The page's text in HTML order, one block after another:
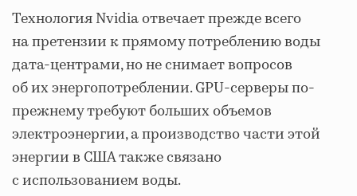
Технология Nvidia отвечает прежде всего
на претензии к прямому потреблению воды
дата-центрами, но не снимает вопросов
об их энергопотреблении. GPU-серверы по-
прежнему требуют больших объемов
электроэнергии, а производство части этой
энергии в США также связано
с использованием воды.